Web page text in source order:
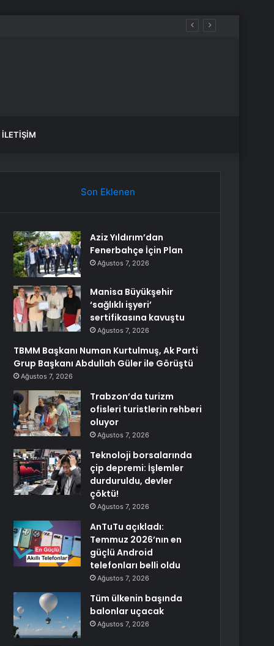
İLETIŞIM
Son Eklenen
Aziz Yıldırım’dan
Fenerbahçe İçin Plan
Ağustos 7, 2026
Manisa Büyükşehir
‘sağlıklı işyeri’
sertifikasına kavuştu
Ağustos 7, 2026
TBMM Başkanı Numan Kurtulmuş, Ak Parti
Grup Başkanı Abdullah Güler ile Görüştü
Ağustos 7, 2026
Trabzon’da turizm
ofisleri turistlerin rehberi
oluyor
Ağustos 7, 2026
Teknoloji borsalarında
çip depremi: İşlemler
durduruldu, devler
çöktü!
Ağustos 7, 2026
AnTuTu açıkladı:
Temmuz 2026’nın en
güçlü Android
telefonları belli oldu
Ağustos 7, 2026
Tüm ülkenin başında
balonlar uçacak
Ağustos 7, 2026